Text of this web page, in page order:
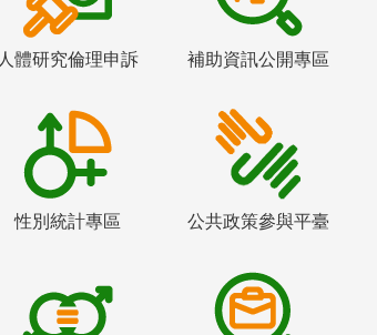
人體研究倫理申訴 補助資訊公開專區
性別統計專區 公共政策參與平臺